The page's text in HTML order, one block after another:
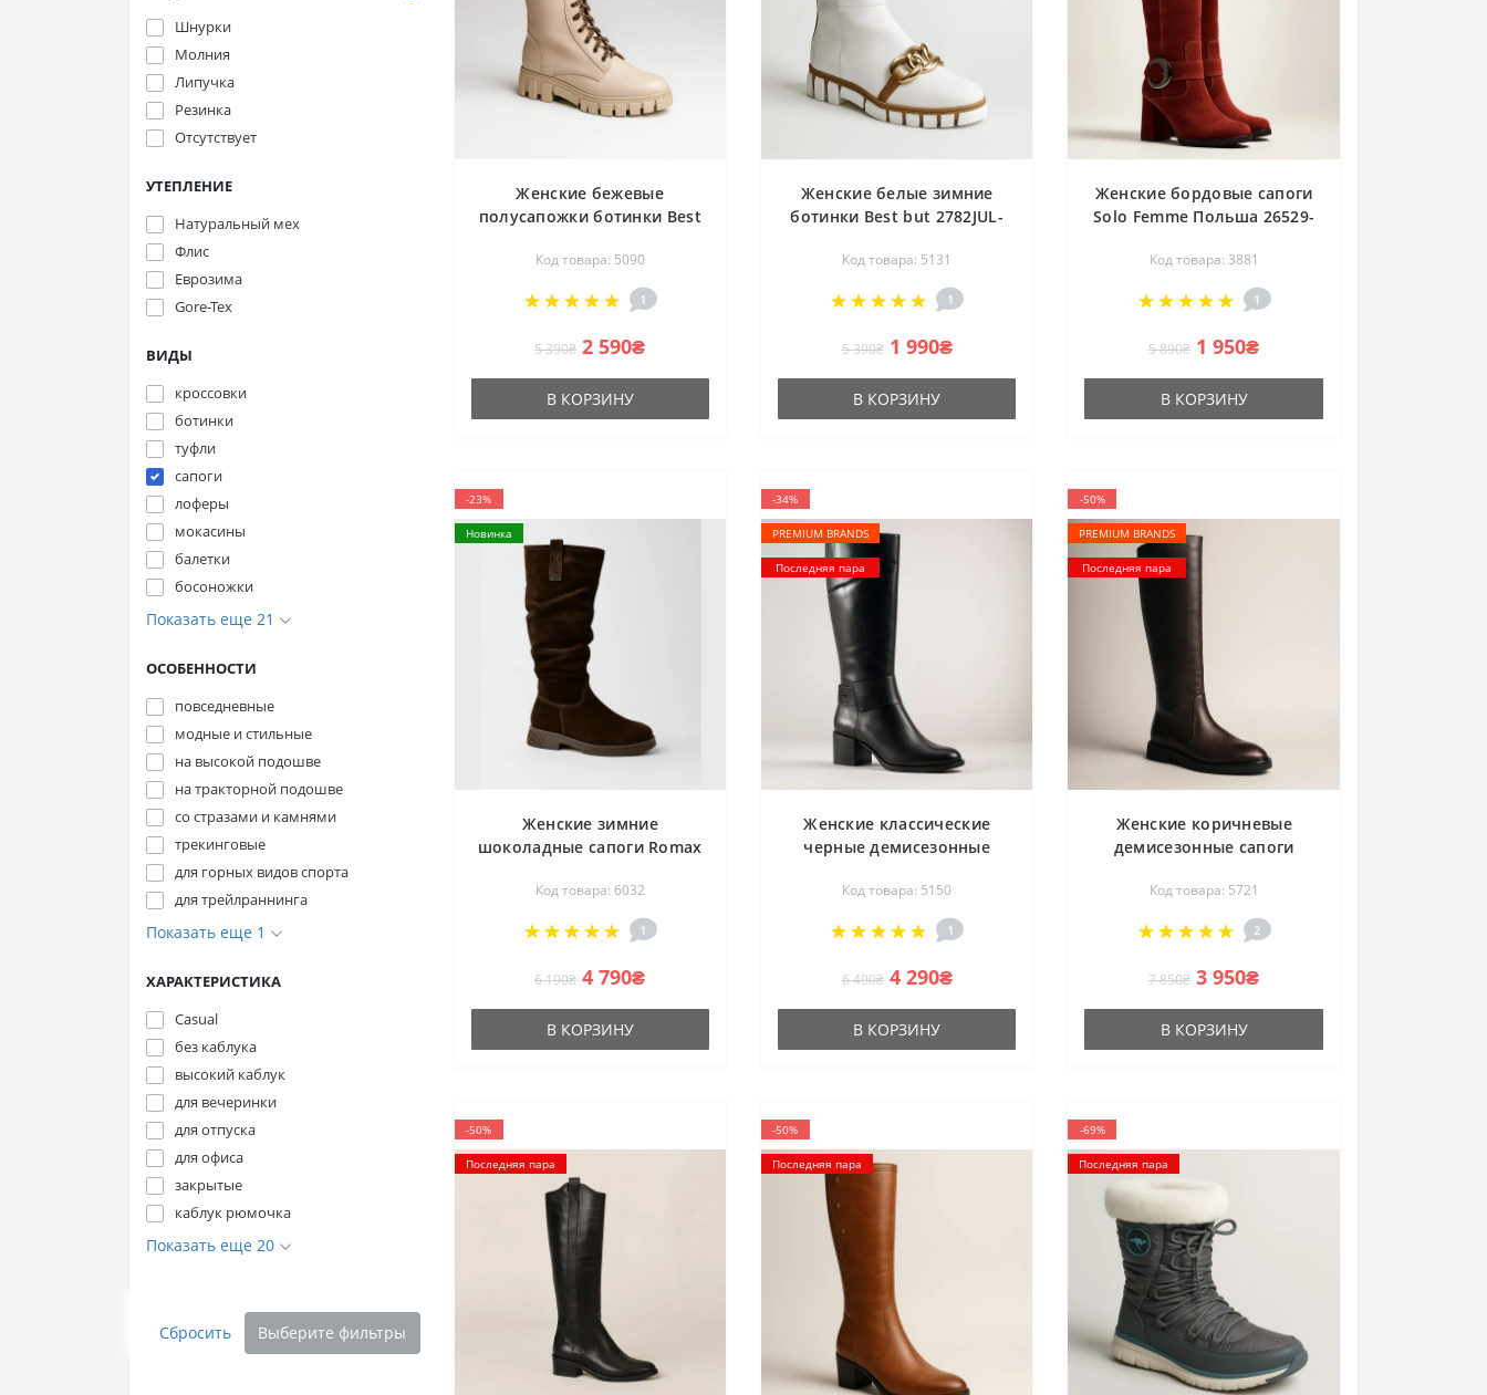
Шнурки
Молния
Липучка
Резинка
Отсутствует
УТЕПЛЕНИЕ
Натуральный мех
Флис
Еврозима
Gore-Tex
ВИДЫ
кроссовки
ботинки
туфли
сапоги
лоферы
мокасины
балетки
босоножки
Показать еще 21
ОСОБЕННОСТИ
повседневные
модные и стильные
на высокой подошве
на тракторной подошве
со стразами и камнями
трекинговые
для горных видов спорта
для трейлраннинга
Показать еще 1
ХАРАКТЕРИСТИКА
Casual
без каблука
высокий каблук
для вечеринки
для отпуска
для офиса
закрытые
каблук рюмочка
Показать еще 20
Сбросить Выберите фильтры
Женские бежевые
полусапожки ботинки Best
скидкой из натуральной
кожи от польского бренда
Код товара: 5090
1
5 390₴ 2 590₴
В КОРЗИНУ
Женские белые зимние
ботинки Best but 2782JUL-
кожи и утеплением из
натуральной шерсти с
цепями от польской
Код товара: 5131
1
5 390₴ 1 990₴
В КОРЗИНУ
Женские бордовые сапоги
Solo Femme Польша 26529-
Код товара: 3881
1
5 890₴ 1 950₴
В КОРЗИНУ
-23%
Новинка
Женские зимние
шоколадные сапоги Romax
натуральной замши с
утеплением Еврозима
Код товара: 6032
1
6 190₴ 4 790₴
В КОРЗИНУ
-34%
PREMIUM BRANDS
Последняя пара
Женские классические
черные демисезонные
Szydlowski 2520-cp-1 5150
из натуральной кожи 38 и
39 размер со скидкой от
Код товара: 5150
1
6 490₴ 4 290₴
В КОРЗИНУ
-50%
PREMIUM BRANDS
Последняя пара
Женские коричневые
демисезонные сапоги
dark brown 5721 из
натуральной кожи от
британского
Код товара: 5721
2
7 850₴ 3 950₴
В КОРЗИНУ
-50%
Последняя пара
-50%
Последняя пара
-69%
Последняя пара